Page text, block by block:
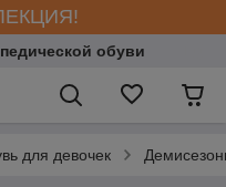
обуви
для девочек